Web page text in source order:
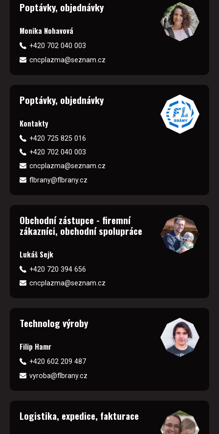
Poptávky, objednávky
Monika Nohavová
+420 702 040 003
cncplazma@seznam.cz
Poptávky, objednávky
Kontakty
+420 725 825 016
+420 702 040 003
cncplazma@seznam.cz
flbrany@flbrany.cz
Obchodní zástupce - firemní
zákazníci, obchodní spolupráce
Lukáš Sejk
+420 720 394 656
cncplazma@seznam.cz
Technolog výroby
Filip Hamr
+420 602 209 487
vyroba@flbrany.cz
Logistika, expedice, fakturace